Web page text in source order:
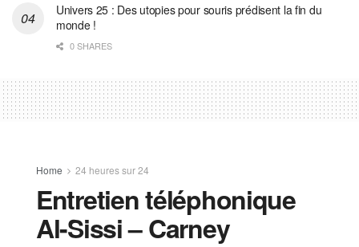
Univers 25 : Des utopies pour souris prédisent la fin du
monde !
0 SHARES
Home 24 heures sur 24
Entretien téléphonique
Al-Sissi – Carney